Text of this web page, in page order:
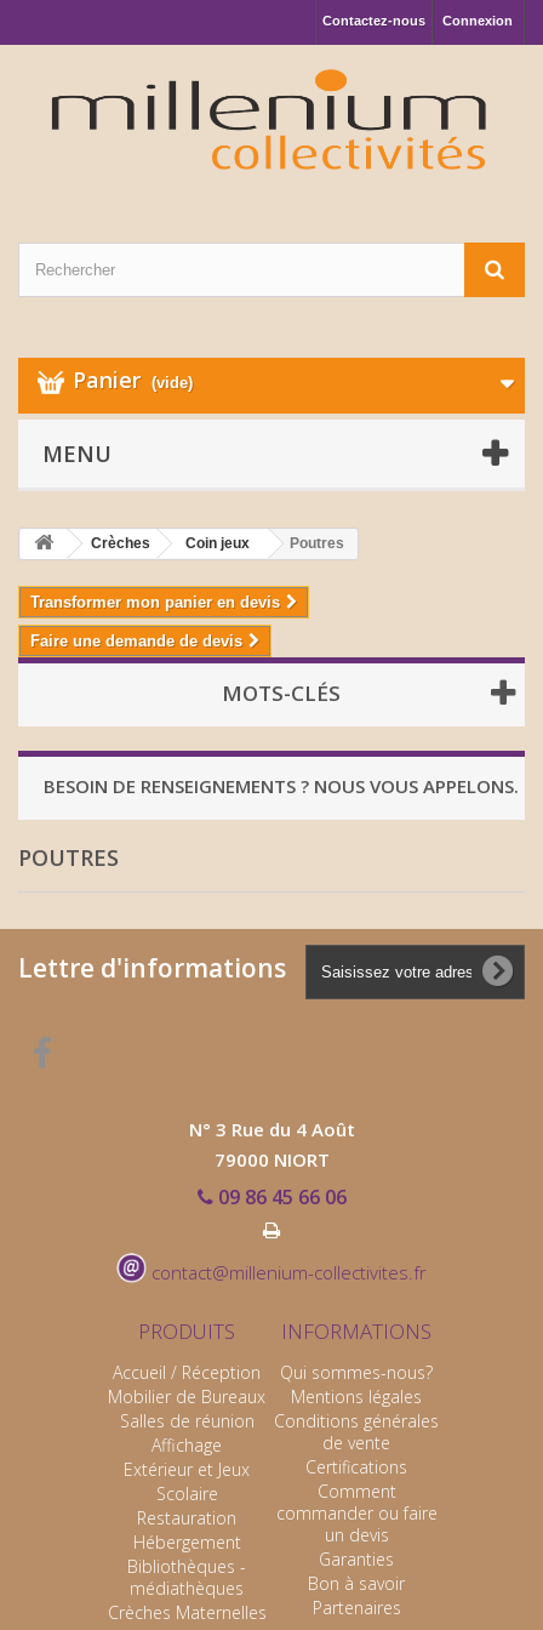
Connexion
Contactez-nous
Panier (vide)
MENU
Crèches Coin jeux Poutres
Transformer mon panier en devis
Faire une demande de devis
MOTS-CLÉS
BESOIN DE RENSEIGNEMENTS ? NOUS VOUS APPELONS.
POUTRES
Lettre d'informations
N° 3 Rue du 4 Août
79000 NIORT
09 86 45 66 06
contact@millenium-collectivites.fr
PRODUITS
Accueil / Réception
Mobilier de Bureaux
Salles de réunion
Affichage
Extérieur et Jeux
Scolaire
Restauration
Hébergement
Bibliothèques -
médiathèques
Crèches Maternelles
INFORMATIONS
Qui sommes-nous?
Mentions légales
Conditions générales
de vente
Certifications
Comment
commander ou faire
un devis
Garanties
Bon à savoir
Partenaires